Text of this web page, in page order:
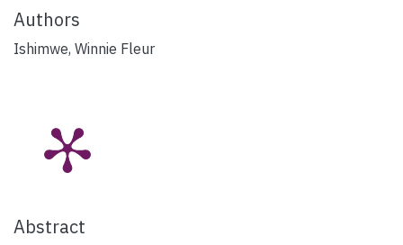
Authors
Ishimwe, Winnie Fleur
Abstract